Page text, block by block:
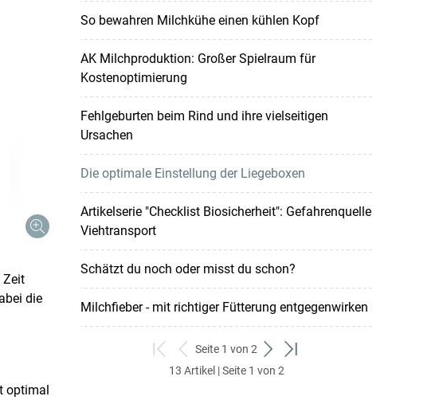
Zeit
die
optimal
So bewahren Milchkühe einen kühlen Kopf
AK Milchproduktion: Großer Spielraum für
Kostenoptimierung
Fehlgeburten beim Rind und ihre vielseitigen
Ursachen
Die optimale Einstellung der Liegeboxen
Artikelserie "Checklist Biosicherheit": Gefahrenquelle
Viehtransport
Schätzt du noch oder misst du schon?
Milchfieber - mit richtiger Fütterung entgegenwirken
zum
ersten
zurück
zum
Seite 1 von 2
weiter
zum
zum
13 Artikel | Seite 1 von 2